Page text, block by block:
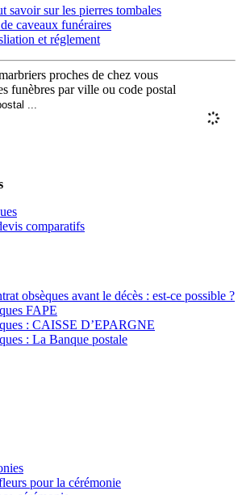
savoir sur les pierres tombales
caveaux funéraires
et réglement
proches de chez vous
funèbres par ville ou code postal
comparatifs
obsèques avant le décès : est-ce possible ?
FAPE
: CAISSE D’EPARGNE
: La Banque postale
pour la cérémonie